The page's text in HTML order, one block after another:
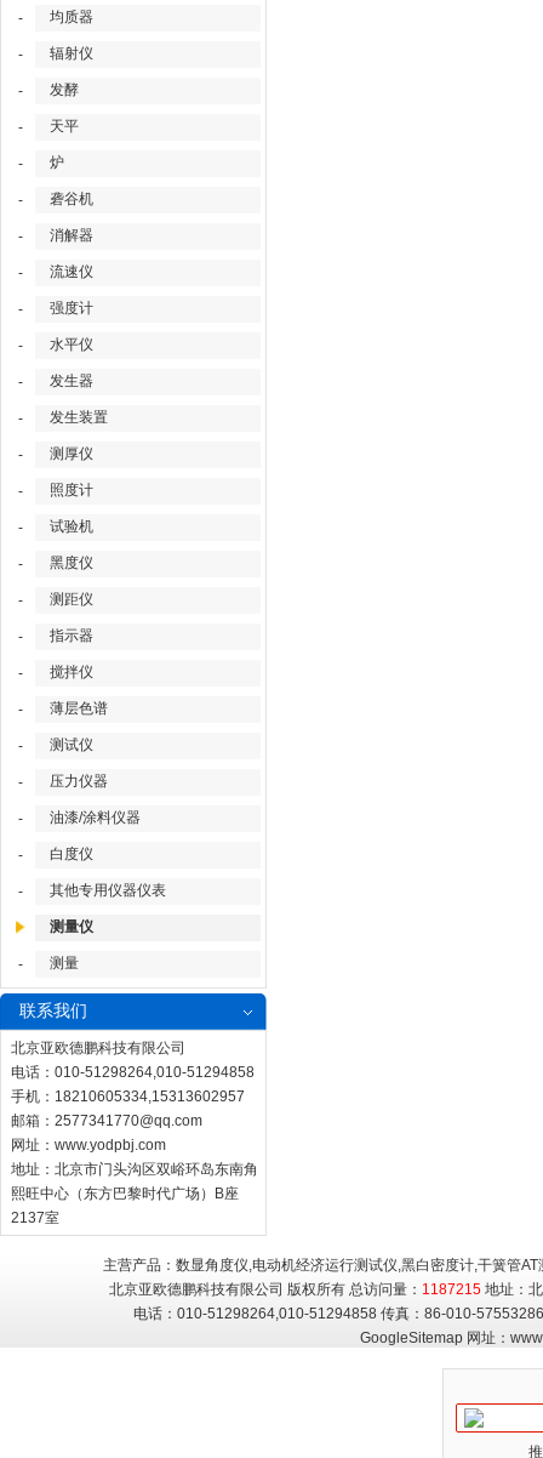
- 均质器
- 辐射仪
- 发酵
- 天平
- 炉
- 砻谷机
- 消解器
- 流速仪
- 强度计
- 水平仪
- 发生器
- 发生装置
- 测厚仪
- 照度计
- 试验机
- 黑度仪
- 测距仪
- 指示器
- 搅拌仪
- 薄层色谱
- 测试仪
- 压力仪器
- 油漆/涂料仪器
- 白度仪
- 其他专用仪器仪表
测量仪
- 测量
联系我们
北京亚欧德鹏科技有限公司
电话：010-51298264,010-51294858
手机：18210605334,15313602957
邮箱： 2577341770@qq.com
网址： www.yodpbj.com
地址：北京市门头沟区双峪环岛东南角
熙旺中心（东方巴黎时代广场）B座
2137室
主营产品：数显角度仪,电动机经济运行测试仪,黑白密度计,干簧管
北京亚欧德鹏科技有限公司 版权所有 总访问量： 1187215 地址：
电话：010-51298264,010-51294858 传真：86-010-
GoogleSitemap网址：